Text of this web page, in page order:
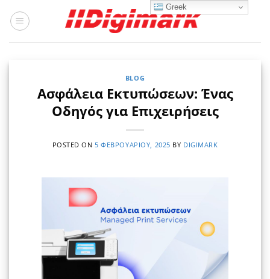
στο
BLOG
Ασφάλεια Εκτυπώσεων: Ένας
Οδηγός για Επιχειρήσεις
POSTED ON 5 ΦΕΒΡΟΥΑΡΊΟΥ, 2025 BY DIGIMARK
Greek